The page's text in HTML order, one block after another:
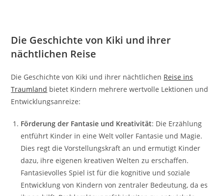
Die Geschichte von Kiki und ihrer
nächtlichen Reise
Die Geschichte von Kiki und ihrer nächtlichen Reise ins
Traumland bietet Kindern mehrere wertvolle Lektionen und
Entwicklungsanreize:
Förderung der Fantasie und Kreativität: Die Erzählung
entführt Kinder in eine Welt voller Fantasie und Magie.
Dies regt die Vorstellungskraft an und ermutigt Kinder
dazu, ihre eigenen kreativen Welten zu erschaffen.
Fantasievolles Spiel ist für die kognitive und soziale
Entwicklung von Kindern von zentraler Bedeutung, da es